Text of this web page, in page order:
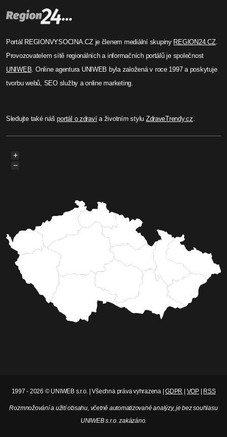
Portál REGIONVYSOCINA.CZ je členem mediální skupiny REGION24.CZ.
Provozovatelem sítě regionálních a informačních portálů je společnost
UNIWEB. Online agentura UNIWEB byla založená v roce 1997 a poskytuje
tvorbu webů, SEO služby a online marketing.
Sledujte také nášportál o zdravía životním stylu ZdraveTrendy.cz.
+
−
1997 - 2026 © UNIWEB s.r.o. | Všechna práva vyhrazena |GDPR VOP| RSS
Rozmnožování a užití obsahu, včetně automatizované analýzy, je bez souhlasu
UNIWEB s.r.o. zakázáno.